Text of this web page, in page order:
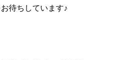
待ちしています♪